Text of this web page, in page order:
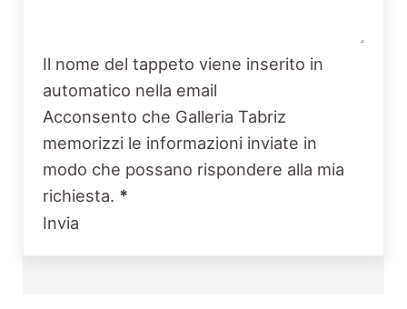
Il nome del tappeto viene inserito in
automatico nella email
Acconsento che Galleria Tabriz
memorizzi le informazioni inviate in
modo che possano rispondere alla mia
richiesta. *
Invia